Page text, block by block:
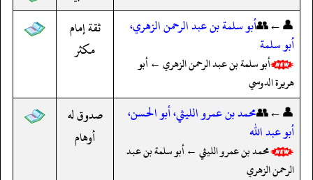
👤←👥أبو سلمة بن عبد الرحمن الزهري،
أبو سلمة
أبو سلمة بن عبد الرحمن الزهري ← أبو
هريرة الدوسي
ثقة إمام
مكثر
👤←👥محمد بن عمرو الليثي، أبو الحسن،
أبو عبد الله
محمد بن عمرو الليثي ← أبو سلمة بن عبد
الرحمن الزهري
صدوق له
أوهام